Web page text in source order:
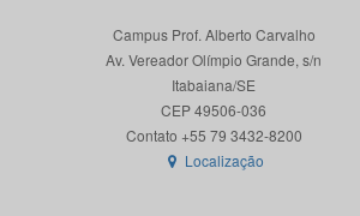
Campus Prof. Alberto Carvalho
Av. Vereador Olímpio Grande, s/n
Itabaiana/SE
CEP 49506-036
Localização